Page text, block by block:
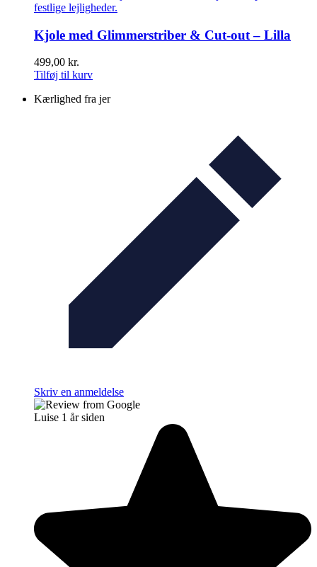
Kjole med Glimmerstriber & Cut-out – Lilla
499,00 kr.
Tilføj til kurv
Kærlighed fra jer
Skriv en anmeldelse
Luise 1 år siden